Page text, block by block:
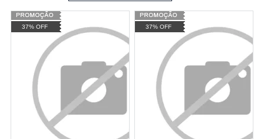
37% OFF 37% OFF